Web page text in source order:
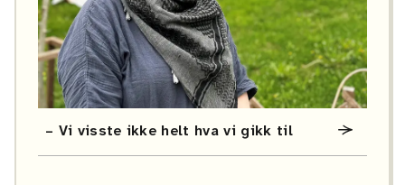
– Vi visste ikke helt hva vi gikk til